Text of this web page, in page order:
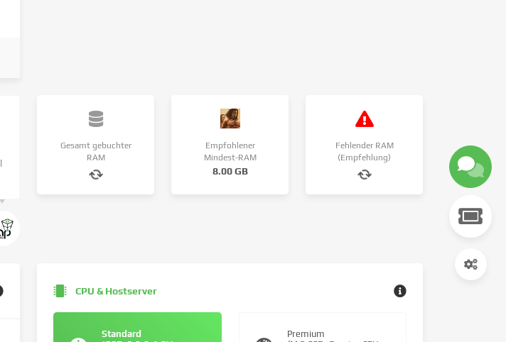
Gesamt gebuchter
RAM
Empfohlener
Mindest-RAM
8.00 GB
Fehlender RAM
(Empfehlung)
CPU & Hostserver
Standard
Premium